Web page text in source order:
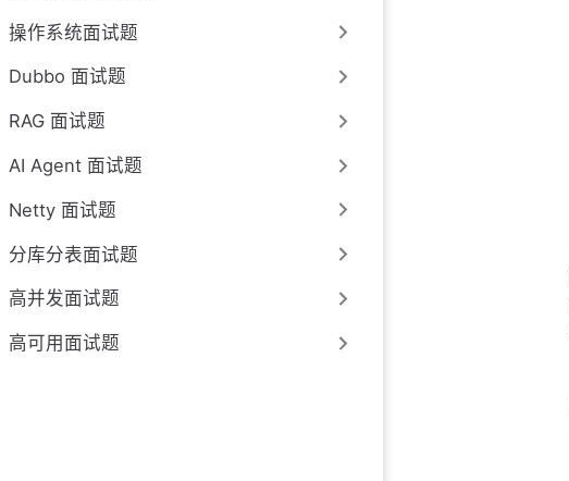
操作系统面试题
Dubbo 面试题
RAG 面试题
AI Agent 面试题
Netty 面试题
分库分表面试题
高并发面试题
高可用面试题